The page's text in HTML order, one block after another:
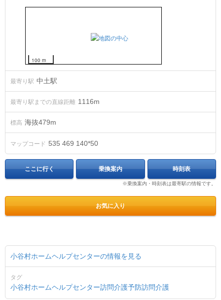
100 m
最寄り駅 中土駅
最寄り駅までの直線距離 1116m
標高 海抜479m
マップコード 535 469 140*50
ここに行く 乗換案内 時刻表
※乗換案内・時刻表は最寄駅の情報です。
お気に入り
小谷村ホームヘルプセンターの情報を見る
タグ
小谷村ホームヘルプセンター訪問介護予防訪問介護